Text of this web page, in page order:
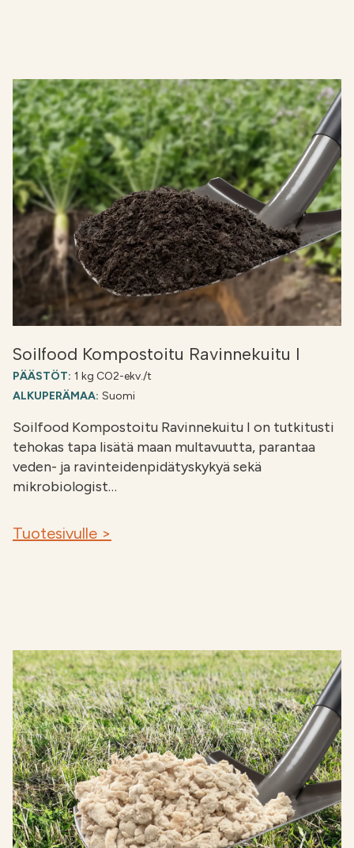
Soilfood Kompostoitu Ravinnekuitu I
PÄÄSTÖT: 1 kg CO2-ekv./t
ALKUPERÄMAA: Suomi
Soilfood Kompostoitu Ravinnekuitu I on tutkitusti
tehokas tapa lisätä maan multavuutta, parantaa
veden- ja ravinteidenpidätyskykyä sekä
mikrobiologist…
Tuotesivulle >